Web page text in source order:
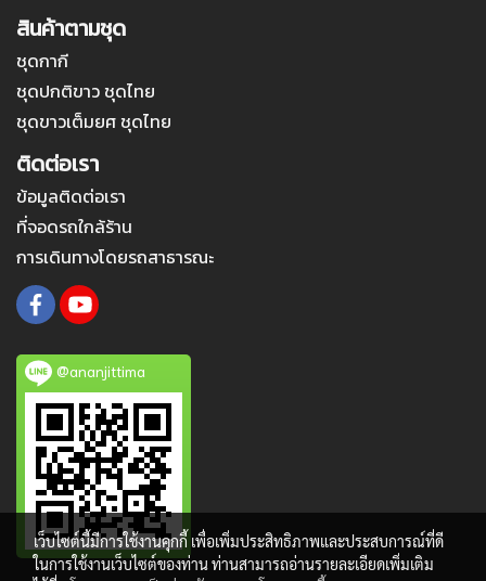
สินค้าตามชุด
ชุดกากี
ชุดปกติขาว ชุดไทย
ชุดขาวเต็มยศ ชุดไทย
ติดต่อเรา
ข้อมูลติดต่อเรา
ที่จอดรถใกล้ร้าน
การเดินทางโดยรถสาธารณะ
@ananjittima
เว็บไซต์นี้มีการใช้งานคุกกี้ เพื่อเพิ่มประสิทธิภาพและประสบการณ์ที่ดี
ในการใช้งานเว็บไซต์ของท่าน ท่านสามารถอ่านรายละเอียดเพิ่มเติม